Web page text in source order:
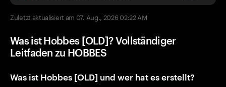
Zuletzt aktualisiert am 07. Aug., 2026 02:22 AM
Was ist Hobbes [OLD]? Vollständiger
Leitfaden zu HOBBES
Was ist Hobbes [OLD] und wer hat es erstellt?